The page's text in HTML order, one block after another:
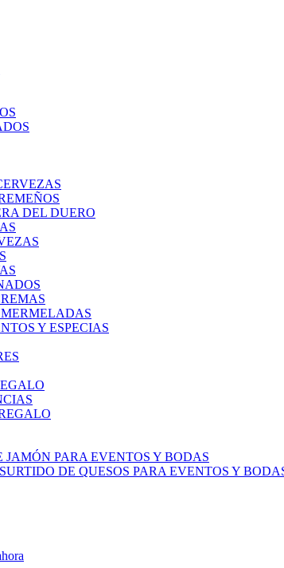
DEL DUERO
Y ESPECIAS
JAMÓN PARA EVENTOS Y BODAS
DE QUESOS PARA EVENTOS Y